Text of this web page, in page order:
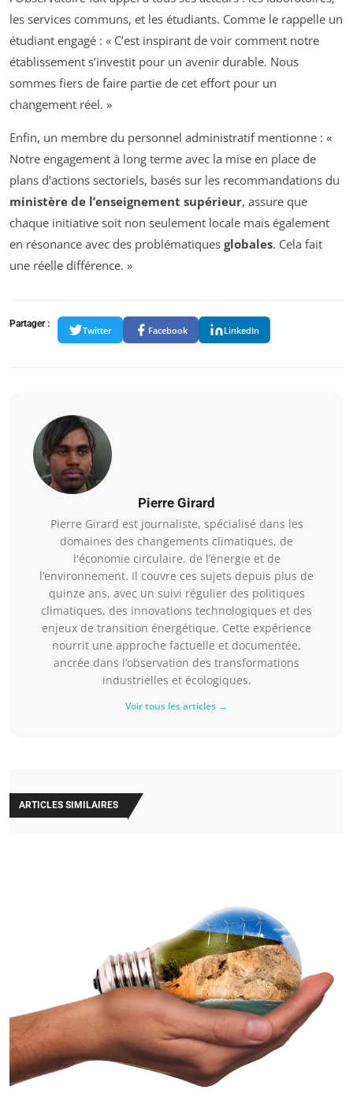
les services communs, et les étudiants. Comme le rappelle un
étudiant engagé : « C’est inspirant de voir comment notre
établissement s’investit pour un avenir durable. Nous
sommes fiers de faire partie de cet effort pour un
changement réel. »
Enfin, un membre du personnel administratif mentionne : «
Notre engagement à long terme avec la mise en place de
plans d’actions sectoriels, basés sur les recommandations du
ministère de l’enseignement supérieur, assure que
chaque initiative soit non seulement locale mais également
en résonance avec des problématiques globales. Cela fait
une réelle différence. »
Partager :
Twitter Facebook LinkedIn
Pierre Girard
Pierre Girard est journaliste, spécialisé dans les
domaines des changements climatiques, de
l'économie circulaire, de l’énergie et de
l’environnement. Il couvre ces sujets depuis plus de
quinze ans, avec un suivi régulier des politiques
climatiques, des innovations technologiques et des
enjeux de transition énergétique. Cette expérience
nourrit une approche factuelle et documentée,
ancrée dans l’observation des transformations
industrielles et écologiques.
Voir tous les articles →
ARTICLES SIMILAIRES